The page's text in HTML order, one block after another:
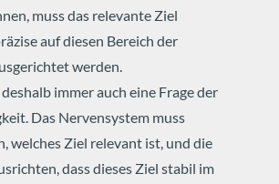
muss das relevante Ziel
auf diesen Bereich der
werden.
immer auch eine Frage der
Das Nervensystem muss
welches Ziel relevant ist, und die
dass dieses Ziel stabil im